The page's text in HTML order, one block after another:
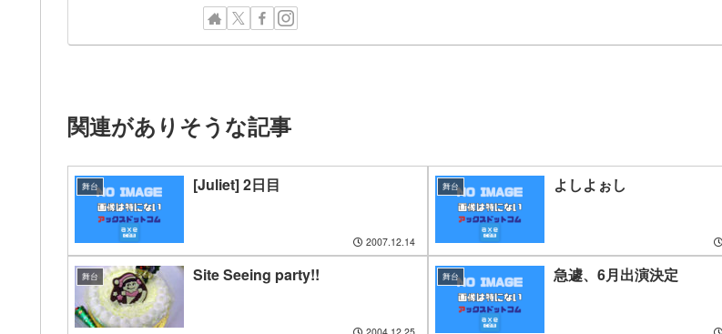
関連がありそうな記事
舞台 [Juliet] 2日目
2007.12.14
舞台 よしよぉし
舞台 Site Seeing party!! 舞台 急遽、6月出演決定